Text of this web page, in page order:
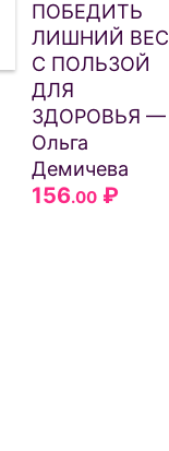
ПОБЕДИТЬ
ЛИШНИЙ ВЕС
С ПОЛЬЗОЙ
ДЛЯ
ЗДОРОВЬЯ —
Ольга
Демичева
156.00₽